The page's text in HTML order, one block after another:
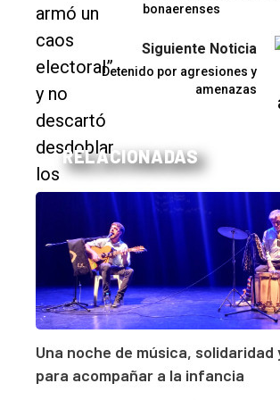
bonaerenses
Siguiente Noticia
Detenido por agresiones y
amenazas
RELACIONADAS
Una noche de música, solidaridad
para acompañar a la infancia